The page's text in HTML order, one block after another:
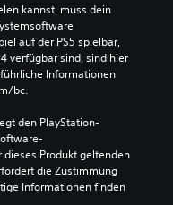
kannst, muss dein
auf der PS5 spielbar,
verfügbar sind, sind hier
Informationen
bc.
den PlayStation-
Produkt geltenden
die Zustimmung
Informationen finden